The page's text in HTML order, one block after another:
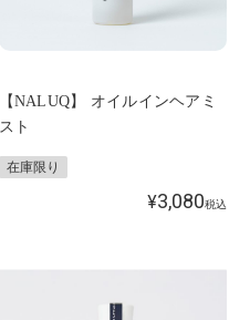
【NALUQ】 オイルインヘアミ
スト
在庫限り
¥3,080税込